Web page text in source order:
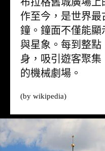
作至今，是世界
鐘。鐘面不僅能顯
與星象。每到整
身，吸引遊客聚
的機械劇場。
(by wikipedia)